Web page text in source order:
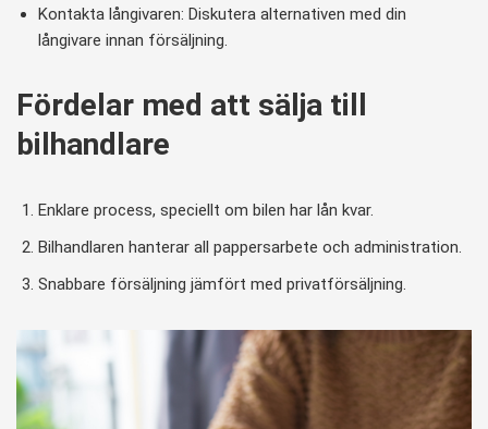
Kontakta långivaren: Diskutera alternativen med din
långivare innan försäljning.
Fördelar med att sälja till
bilhandlare
Enklare process, speciellt om bilen har lån kvar.
Bilhandlaren hanterar all pappersarbete och administration.
Snabbare försäljning jämfört med privatförsäljning.